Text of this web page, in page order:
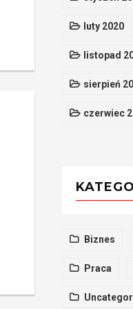
luty 2020
listopad
sierpień
czerwiec
Biznes
Praca